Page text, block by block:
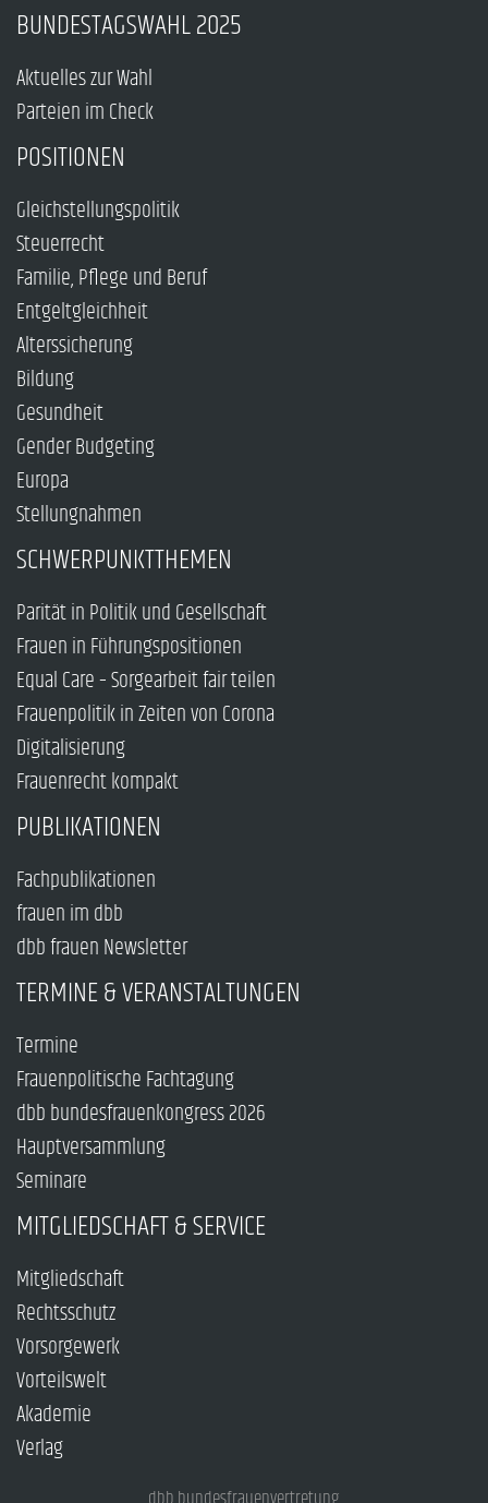
BUNDESTAGSWAHL 2025
Aktuelles zur Wahl
Parteien im Check
POSITIONEN
Gleichstellungspolitik
Steuerrecht
Familie, Pflege und Beruf
Entgeltgleichheit
Alterssicherung
Bildung
Gesundheit
Gender Budgeting
Europa
Stellungnahmen
SCHWERPUNKTTHEMEN
Parität in Politik und Gesellschaft
Frauen in Führungspositionen
Equal Care – Sorgearbeit fair teilen
Frauenpolitik in Zeiten von Corona
Digitalisierung
Frauenrecht kompakt
PUBLIKATIONEN
Fachpublikationen
frauen im dbb
dbb frauen Newsletter
TERMINE & VERANSTALTUNGEN
Termine
Frauenpolitische Fachtagung
dbb bundesfrauenkongress 2026
Hauptversammlung
Seminare
MITGLIEDSCHAFT & SERVICE
Mitgliedschaft
Rechtsschutz
Vorsorgewerk
Vorteilswelt
Akademie
Verlag